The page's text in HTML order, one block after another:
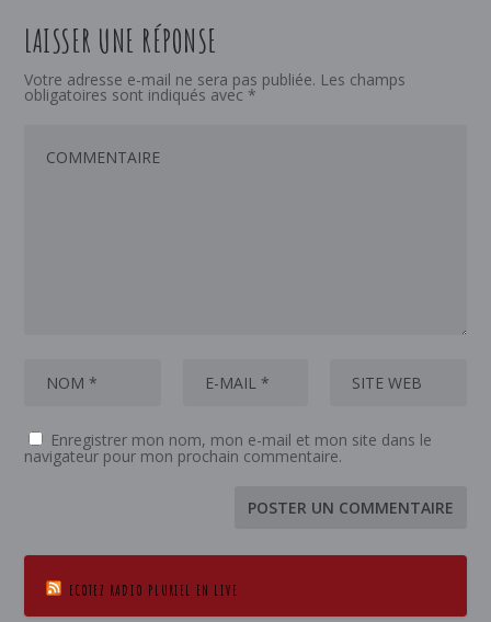
LAISSER UNE RÉPONSE
Votre adresse e-mail ne sera pas publiée. Les champs
obligatoires sont indiqués avec *
Enregistrer mon nom, mon e-mail et mon site dans le
navigateur pour mon prochain commentaire.
ECOTEZ RADIO PLURIEL EN LIVE